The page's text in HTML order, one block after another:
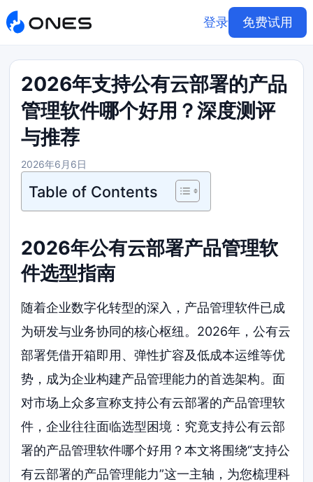
登录 免费试用
2026年支持公有云部署的产品
管理软件哪个好用？深度测评
与推荐
2026年6月6日
Table of Contents
2026年公有云部署产品管理软
件选型指南
随着企业数字化转型的深入，产品管理软件已成
为研发与业务协同的核心枢纽。2026年，公有云
部署凭借开箱即用、弹性扩容及低成本运维等优
势，成为企业构建产品管理能力的首选架构。面
对市场上众多宣称支持公有云部署的产品管理软
件，企业往往面临选型困境：究竟支持公有云部
署的产品管理软件哪个好用？本文将围绕“支持公
有云部署的产品管理能力”这一主轴，为您梳理科